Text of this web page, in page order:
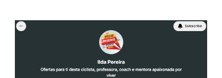
provas,”